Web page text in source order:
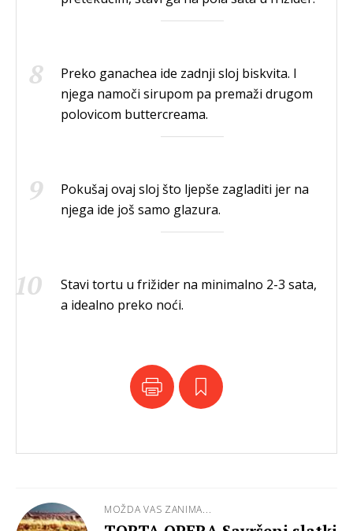
Preko ganachea ide zadnji sloj biskvita. I
njega namoči sirupom pa premaži drugom
polovicom buttercreama.
Pokušaj ovaj sloj što ljepše zagladiti jer na
njega ide još samo glazura.
Stavi tortu u frižider na minimalno 2-3 sata,
a idealno preko noći.
MOŽDA VAS ZANIMA...